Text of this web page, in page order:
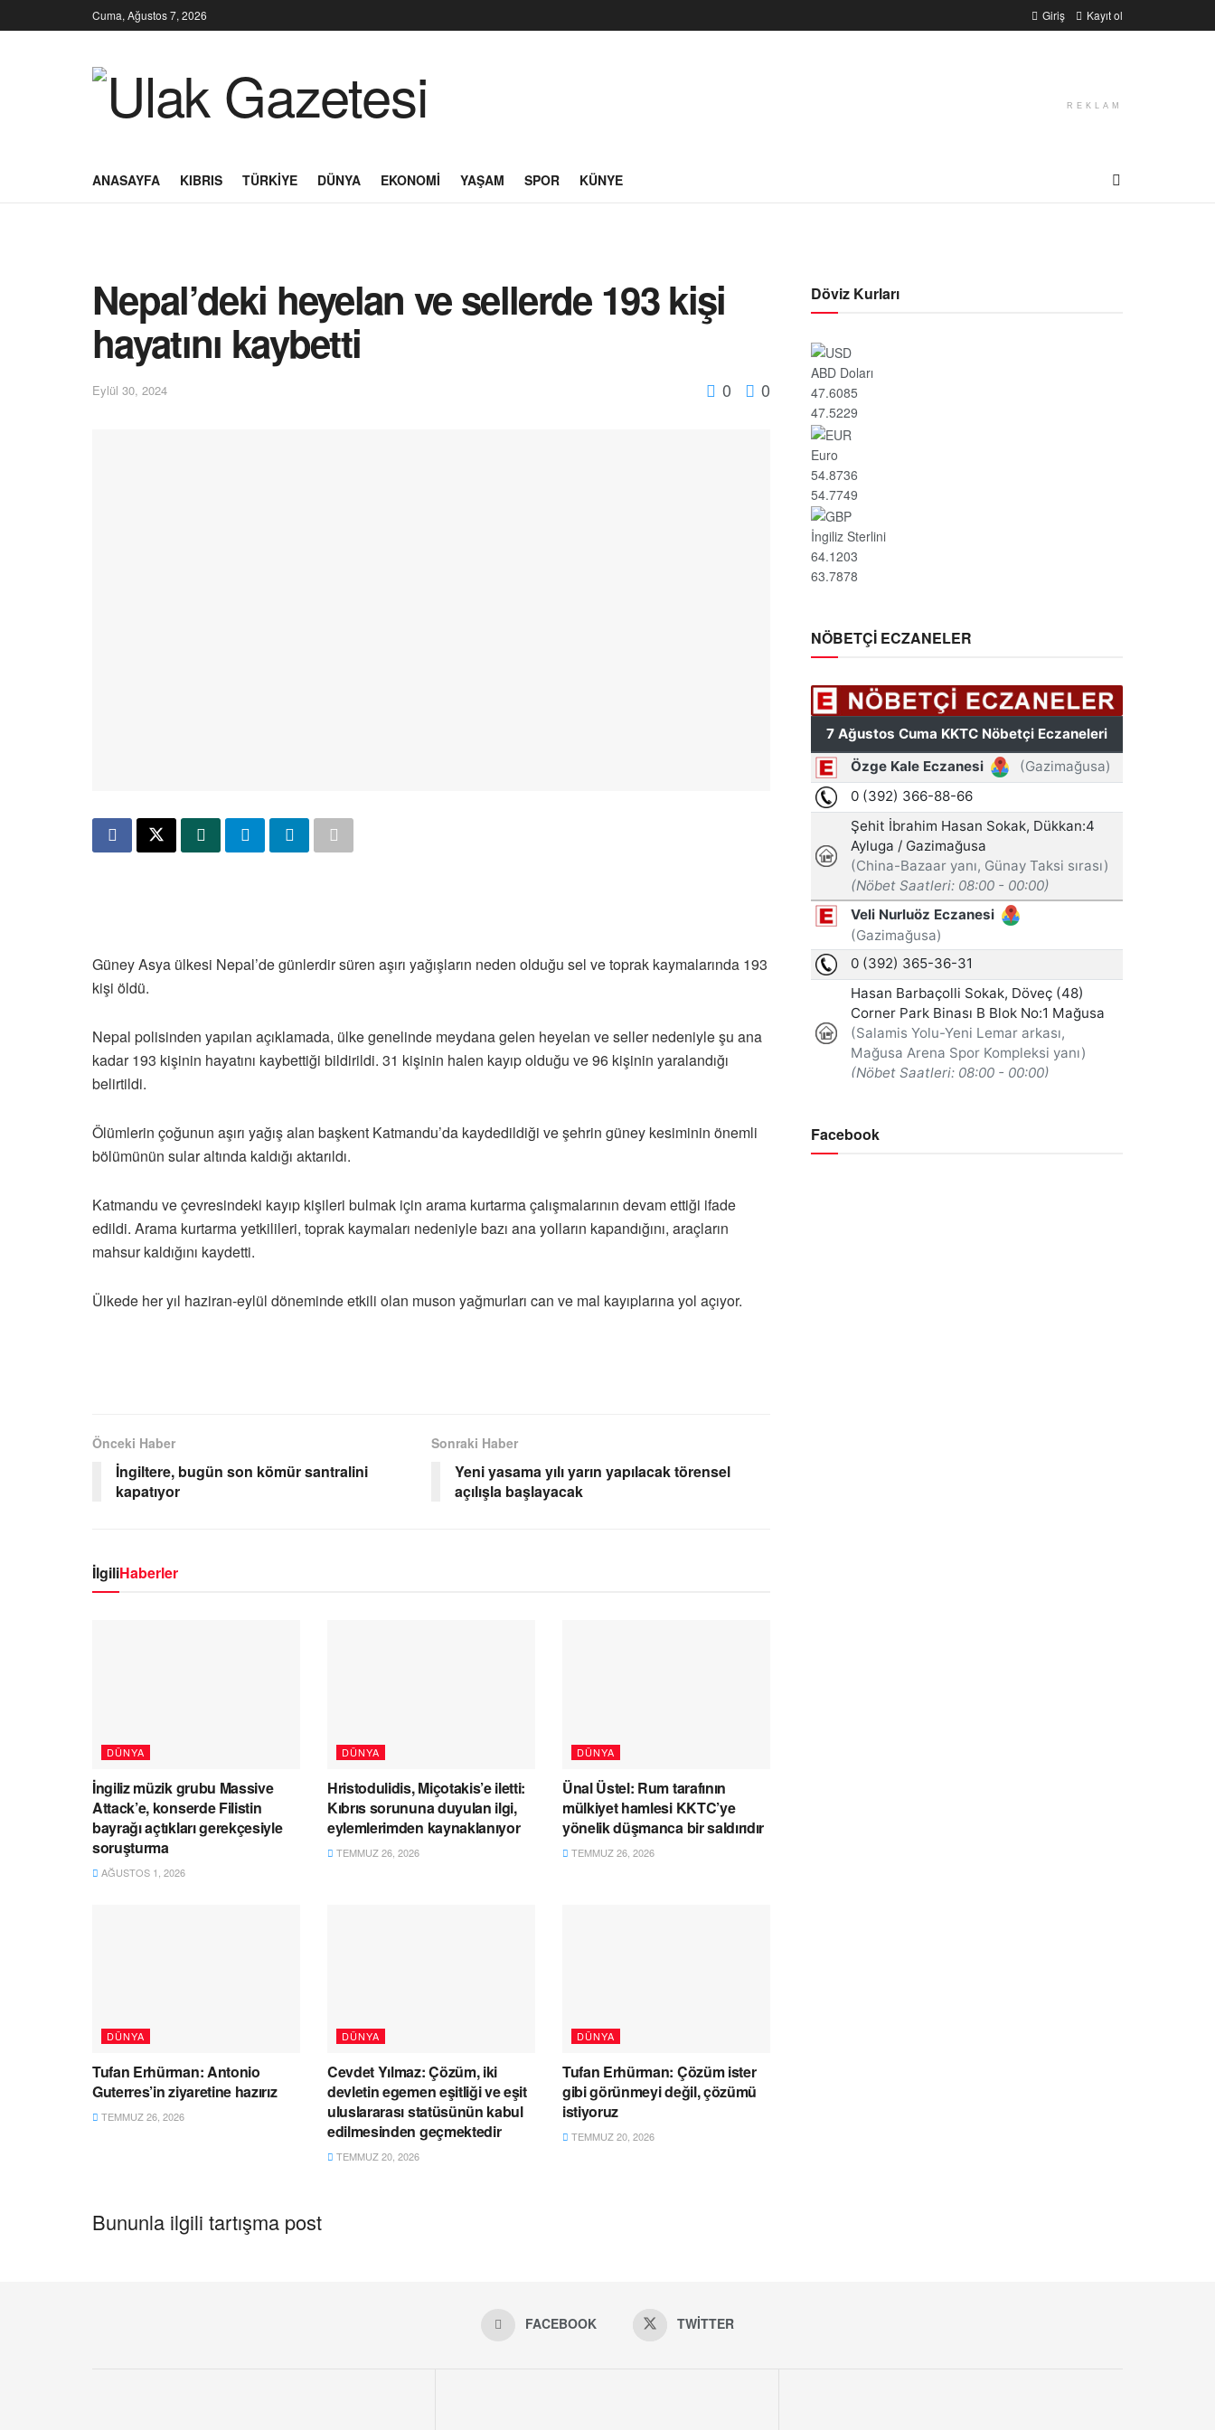
Cuma, Ağustos 7, 2026 Giriş Kayıt ol
REKLAM
ANASAYFA KIBRIS TÜRKIYE DÜNYA EKONOMI YAŞAM SPOR KÜNYE
Nepal’deki heyelan ve sellerde 193 kişi
hayatını kaybetti
Eylül 30, 2024 0 0
Güney Asya ülkesi Nepal’de günlerdir süren aşırı yağışların neden olduğu sel ve toprak kaymalarında 193
kişi öldü.
Nepal polisinden yapılan açıklamada, ülke genelinde meydana gelen heyelan ve seller nedeniyle şu ana
kadar 193 kişinin hayatını kaybettiği bildirildi. 31 kişinin halen kayıp olduğu ve 96 kişinin yaralandığı
belirtildi.
Ölümlerin çoğunun aşırı yağış alan başkent Katmandu’da kaydedildiği ve şehrin güney kesiminin önemli
bölümünün sular altında kaldığı aktarıldı.
Katmandu ve çevresindeki kayıp kişileri bulmak için arama kurtarma çalışmalarının devam ettiği ifade
edildi. Arama kurtarma yetkilileri, toprak kaymaları nedeniyle bazı ana yolların kapandığını, araçların
mahsur kaldığını kaydetti.
Ülkede her yıl haziran-eylül döneminde etkili olan muson yağmurları can ve mal kayıplarına yol açıyor.
Önceki Haber
İngiltere, bugün son kömür santralini
kapatıyor
Sonraki Haber
Yeni yasama yılı yarın yapılacak törensel
açılışla başlayacak
İlgiliHaberler
DÜNYA
İngiliz müzik grubu Massive
Attack’e, konserde Filistin
bayrağı açtıkları gerekçesiyle
soruşturma
AĞUSTOS 1, 2026
DÜNYA
Hristodulidis, Miçotakis’e iletti:
Kıbrıs sorununa duyulan ilgi,
eylemlerimden kaynaklanıyor
TEMMUZ 26, 2026
DÜNYA
Ünal Üstel: Rum tarafının
mülkiyet hamlesi KKTC’ye
yönelik düşmanca bir saldırıdır
TEMMUZ 26, 2026
DÜNYA
Tufan Erhürman: Antonio
Guterres’in ziyaretine hazırız
TEMMUZ 26, 2026
DÜNYA
Cevdet Yılmaz: Çözüm, iki
devletin egemen eşitliği ve eşit
uluslararası statüsünün kabul
edilmesinden geçmektedir
TEMMUZ 20, 2026
DÜNYA
Tufan Erhürman: Çözüm ister
gibi görünmeyi değil, çözümü
istiyoruz
TEMMUZ 20, 2026
Bununla ilgili tartışma post
Döviz Kurları
ABD Doları
47.6085
47.5229
Euro
54.8736
54.7749
İngiliz Sterlini
64.1203
63.7878
NÖBETÇİ ECZANELER
Facebook
FACEBOOK TWITTER